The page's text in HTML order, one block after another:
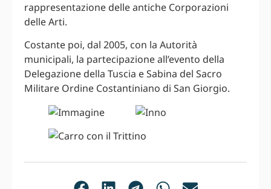
rappresentazione delle antiche Corporazioni
delle Arti.
Costante poi, dal 2005, con la Autorità
municipali, la partecipazione all’evento della
Delegazione della Tuscia e Sabina del Sacro
Militare Ordine Costantiniano di San Giorgio.